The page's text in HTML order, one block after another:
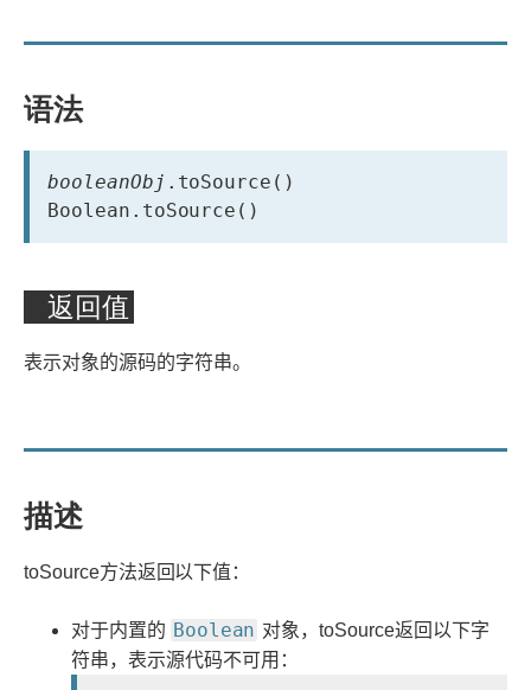
语法
booleanObj .toSource()
Boolean.toSource()
返回值
表示对象的源码的字符串。
描述
toSource方法返回以下值：
对于内置的 Boolean 对象，toSource返回以下字
符串，表示源代码不可用：